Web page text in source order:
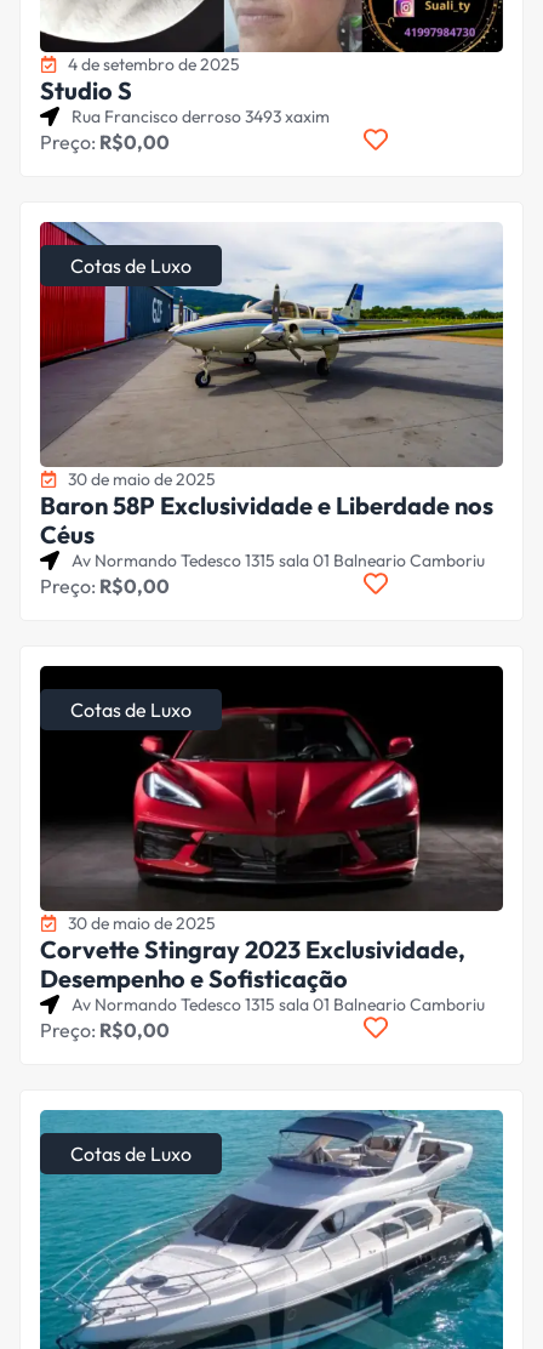
4 de setembro de 2025
Studio S
Rua Francisco derroso 3493 xaxim
Preço: R$0,00
Cotas de Luxo
30 de maio de 2025
Baron 58P Exclusividade e Liberdade nos
Céus
Av Normando Tedesco 1315 sala 01 Balneario Camboriu
Preço: R$0,00
Cotas de Luxo
30 de maio de 2025
Corvette Stingray 2023 Exclusividade,
Desempenho e Sofisticação
Av Normando Tedesco 1315 sala 01 Balneario Camboriu
Preço: R$0,00
Cotas de Luxo